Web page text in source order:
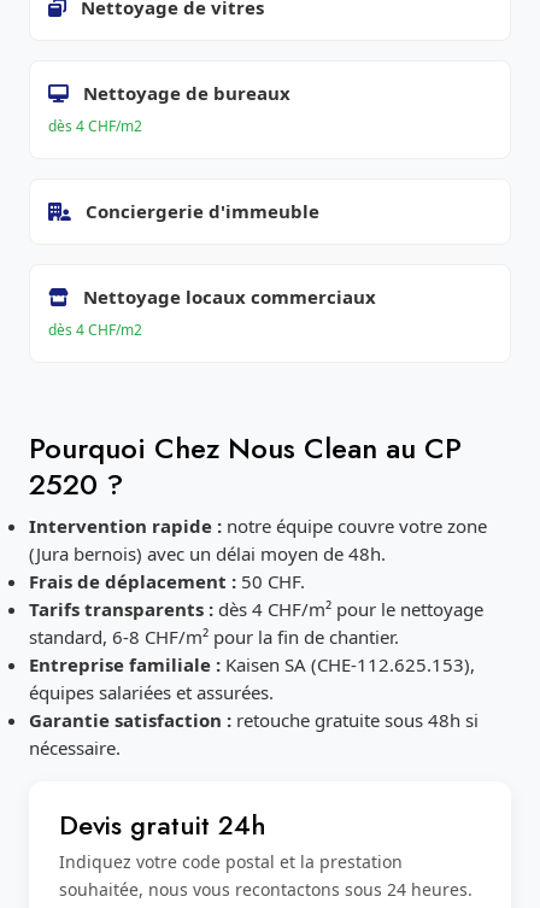
Nettoyage de vitres
Nettoyage de bureaux
dès 4 CHF/m2
Conciergerie d'immeuble
Nettoyage locaux commerciaux
dès 4 CHF/m2
Pourquoi Chez Nous Clean au CP
2520 ?
Intervention rapide :notre équipe couvre votre zone
(Jura bernois) avec un délai moyen de 48h.
Frais de déplacement :50 CHF.
Tarifs transparents :dès 4 CHF/m² pour le nettoyage
standard, 6-8 CHF/m² pour la fin de chantier.
Entreprise familiale :Kaisen SA (CHE-112.625.153),
équipes salariées et assurées.
Garantie satisfaction :retouche gratuite sous 48h si
nécessaire.
Devis gratuit 24h
Indiquez votre code postal et la prestation
souhaitée, nous vous recontactons sous 24 heures.